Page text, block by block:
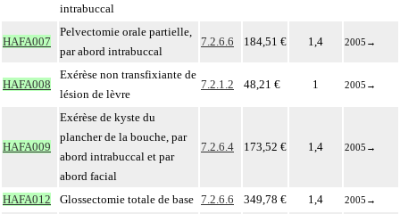
intrabuccal
HAFA007
Pelvectomie orale partielle,
par abord intrabuccal
7.2.6.6 184,51 € 1,4 2005 →
HAFA008
Exérèse non transfixiante de
lésion de lèvre
7.2.1.2 48,21 € 1 2005 →
HAFA009
Exérèse de kyste du
plancher de la bouche, par
abord intrabuccal et par
abord facial
7.2.6.4 173,52 € 1,4 2005 →
HAFA012 Glossectomie totale de base 7.2.6.6 349,78 € 1,4 2005 →